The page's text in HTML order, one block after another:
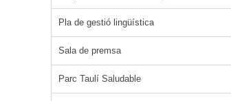
Pla de gestió lingüística
Sala de premsa
Parc Taulí Saludable